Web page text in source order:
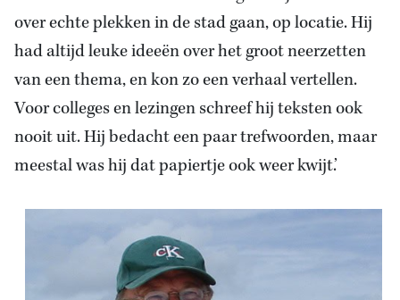
over echte plekken in de stad gaan, op locatie. Hij
had altijd leuke ideeën over het groot neerzetten
van een thema, en kon zo een verhaal vertellen.
Voor colleges en lezingen schreef hij teksten ook
nooit uit. Hij bedacht een paar trefwoorden, maar
meestal was hij dat papiertje ook weer kwijt.’